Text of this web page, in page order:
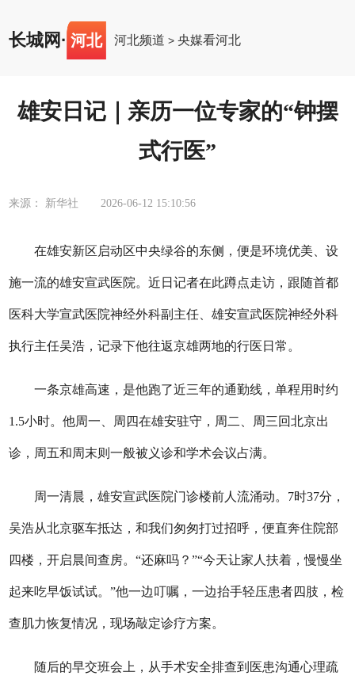
长城网 · 河北 河北频道 >央媒看河北
雄安日记｜亲历一位专家的“钟摆
式行医”
来源： 新华社 2026-06-12 15:10:56
在雄安新区启动区中央绿谷的东侧，便是环境优美、设
施一流的雄安宣武医院。近日记者在此蹲点走访，跟随首都
医科大学宣武医院神经外科副主任、雄安宣武医院神经外科
执行主任吴浩，记录下他往返京雄两地的行医日常。
一条京雄高速，是他跑了近三年的通勤线，单程用时约
1.5小时。他周一、周四在雄安驻守，周二、周三回北京出
诊，周五和周末则一般被义诊和学术会议占满。
周一清晨，雄安宣武医院门诊楼前人流涌动。7时37分，
吴浩从北京驱车抵达，和我们匆匆打过招呼，便直奔住院部
四楼，开启晨间查房。“还麻吗？”“今天让家人扶着，慢慢坐
起来吃早饭试试。”他一边叮嘱，一边抬手轻压患者四肢，检
查肌力恢复情况，现场敲定诊疗方案。
随后的早交班会上，从手术安全排查到医患沟通心理疏